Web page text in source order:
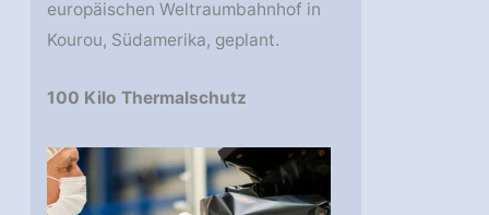
europäischen Weltraumbahnhof in
Kourou, Südamerika, geplant.
100 Kilo Thermalschutz